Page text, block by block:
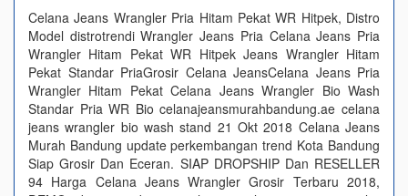
Celana Jeans Wrangler Pria Hitam Pekat WR Hitpek, Distro
Model distrotrendi Wrangler Jeans Pria Celana Jeans Pria
Wrangler Hitam Pekat WR Hitpek Jeans Wrangler Hitam
Pekat Standar PriaGrosir Celana JeansCelana Jeans Pria
Wrangler Hitam Pekat Celana Jeans Wrangler Bio Wash
Standar Pria WR Bio celanajeansmurahbandung.ae celana
jeans wrangler bio wash stand 21 Okt 2018 Celana Jeans
Murah Bandung update perkembangan trend Kota Bandung
Siap Grosir Dan Eceran. SIAP DROPSHIP Dan RESELLER
94 Harga Celana Jeans Wrangler Grosir Terbaru 2018,